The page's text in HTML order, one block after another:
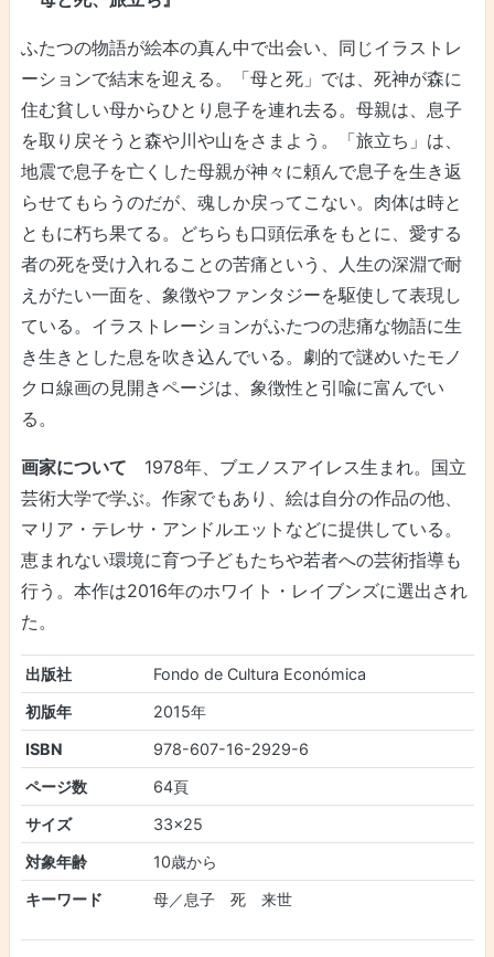
ふたつの物語が絵本の真ん中で出会い、同じイラストレ
ーションで結末を迎える。「母と死」では、死神が森に
住む貧しい母からひとり息子を連れ去る。母親は、息子
を取り戻そうと森や川や山をさまよう。「旅立ち」は、
地震で息子を亡くした母親が神々に頼んで息子を生き返
らせてもらうのだが、魂しか戻ってこない。肉体は時と
ともに朽ち果てる。どちらも口頭伝承をもとに、愛する
者の死を受け入れることの苦痛という、人生の深淵で耐
えがたい一面を、象徴やファンタジーを駆使して表現し
ている。イラストレーションがふたつの悲痛な物語に生
き生きとした息を吹き込んでいる。劇的で謎めいたモノ
クロ線画の見開きページは、象徴性と引喩に富んでい
る。
画家について 1978年、ブエノスアイレス生まれ。国立
芸術大学で学ぶ。作家でもあり、絵は自分の作品の他、
マリア・テレサ・アンドルエットなどに提供している。
恵まれない環境に育つ子どもたちや若者への芸術指導も
行う。本作は2016年のホワイト・レイブンズに選出され
た。
出版社
Fondo de Cultura Económica
初版年
2015年
ISBN
978-607-16-2929-6
ページ数
64頁
サイズ
33×25
対象年齢
10歳から
キーワード
母／息子 死 来世